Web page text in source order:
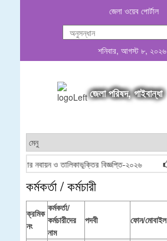
জেলা ওয়েব পোর্টাল
শনিবার, আগস্ট ৮, ২০২৬
জেলা পরিষদ, গাইবান্ধা
ঠিকাদার নবায়ন ও তালিকাভূক্তির বিজ্ঞপ্তি-২০২৬
কর্মকর্তা / কর্মচারী
ক্রমিক
নং
কর্মকর্তা/
কর্মচারীদের
নাম
পদবী ফোন/মোবাইল